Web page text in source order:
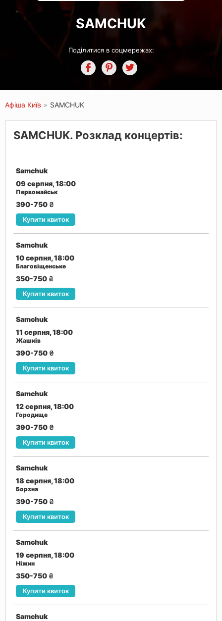
SAMCHUK
Поділитися в соцмережах:
Афіша Київ » SAMCHUK
SAMCHUK. Розклад концертів:
Samchuk
09 серпня, 18:00
Первомайськ
390-750 ₴
Купити квиток
Samchuk
10 серпня, 18:00
Благовіщенське
350-750 ₴
Купити квиток
Samchuk
11 серпня, 18:00
Жашків
390-750 ₴
Купити квиток
Samchuk
12 серпня, 18:00
Городище
390-750 ₴
Купити квиток
Samchuk
18 серпня, 18:00
Борзна
390-750 ₴
Купити квиток
Samchuk
19 серпня, 18:00
Ніжин
350-750 ₴
Купити квиток
Samchuk